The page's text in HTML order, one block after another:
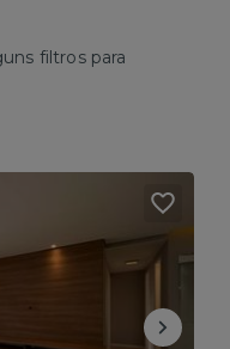
filtros para